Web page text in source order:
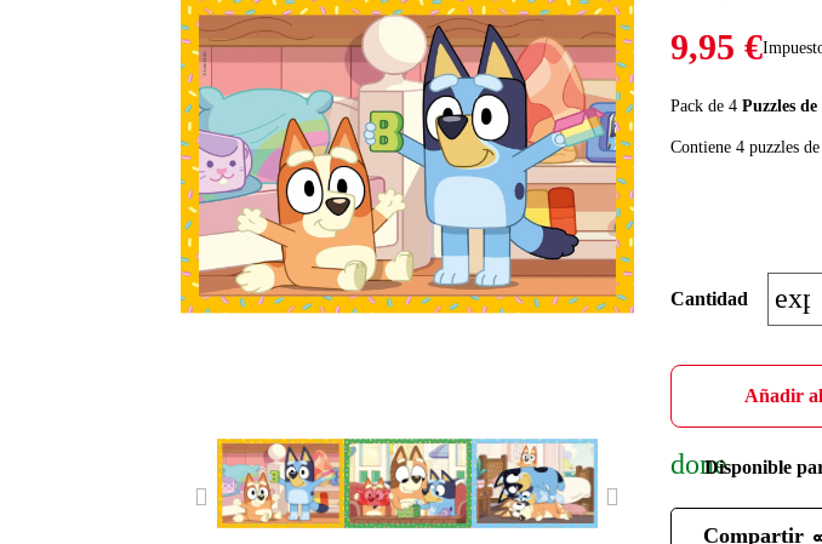
PREVIOUS
9,95 €
Pack de 4 Puzzles de
Contiene 4 puzzles
Cantidad
Añadir
doneDisponible
Compartir